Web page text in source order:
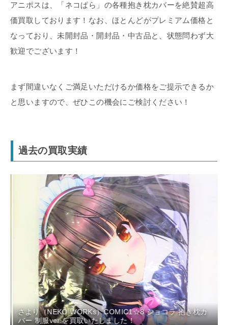
アニポスは、「ネコぱら」の各種抱き枕カバーを絶賛超高
価買取しております！なお、ほとんどがプレミアム価格と
なっており、未開封品・開封品・中古品と、状態問わず大
歓迎でございます！
まず間違いなくご満足いただけるか価格をご提示できるか
と思いますので、ぜひこの機会にご検討ください！
過去の買取実績
さより（NEKO WORKs）COMIC1☆8 ショコラ 抱き枕カ
バー 制服ver.を買取いたしました！